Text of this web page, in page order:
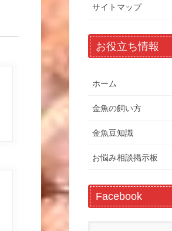
サイトマップ
お役立ち情報
ホーム
金魚の飼い方
金魚豆知識
お悩み相談掲示板
Facebook